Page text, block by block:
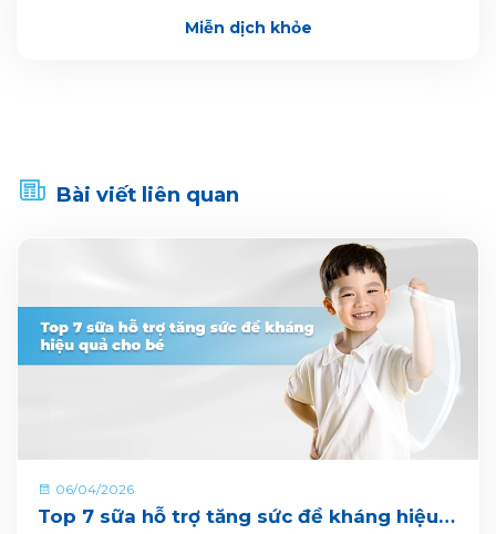
Miễn dịch khỏe
Bài viết liên quan
06/04/2026
Top 7 sữa hỗ trợ tăng sức đề kháng hiệu